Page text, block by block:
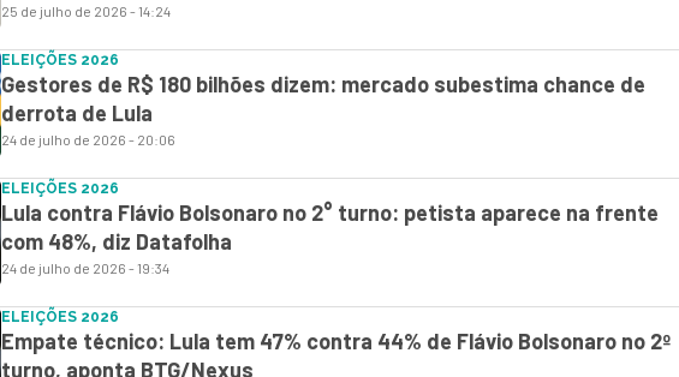
25 de julho de 2026 - 14:24
ELEIÇÕES 2026
Gestores de R$ 180 bilhões dizem: mercado subestima chance de
derrota de Lula
24 de julho de 2026 - 20:06
ELEIÇÕES 2026
Lula contra Flávio Bolsonaro no 2° turno: petista aparece na frente
com 48%, diz Datafolha
24 de julho de 2026 - 19:34
ELEIÇÕES 2026
Empate técnico: Lula tem 47% contra 44% de Flávio Bolsonaro no 2º
turno, aponta BTG/Nexus